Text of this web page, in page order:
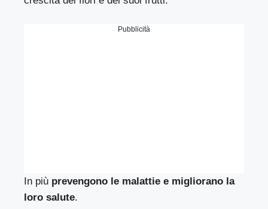
Pubblicità
In più prevengono le malattie e migliorano la
loro salute.